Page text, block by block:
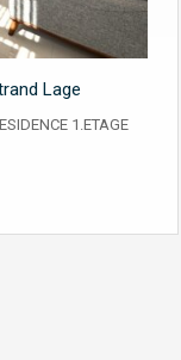
Lage
1.ETAGE